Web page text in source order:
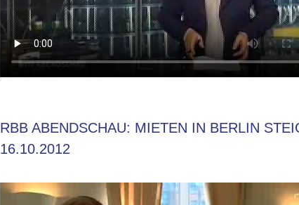
RBB ABENDSCHAU: MIETEN IN BERLIN
16.10.2012